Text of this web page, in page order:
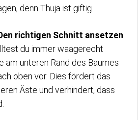
denn Thuja ist giftig.
richtigen Schnitt ansetzen
du immer waagerecht
am unteren Rand des Baumes
oben vor. Dies fördert das
Äste und verhindert, dass